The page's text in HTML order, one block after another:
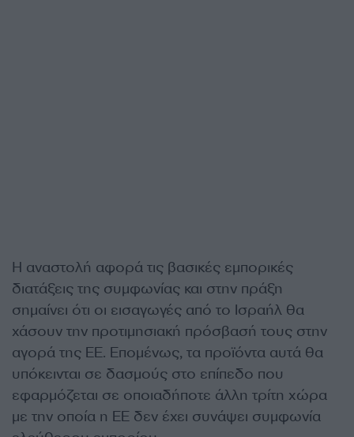
Η αναστολή αφορά τις βασικές εμπορικές
διατάξεις της συμφωνίας και στην πράξη
σημαίνει ότι οι εισαγωγές από το Ισραήλ θα
χάσουν την προτιμησιακή πρόσβασή τους στην
αγορά της ΕΕ. Επομένως, τα προϊόντα αυτά θα
υπόκεινται σε δασμούς στο επίπεδο που
εφαρμόζεται σε οποιαδήποτε άλλη τρίτη χώρα
με την οποία η ΕΕ δεν έχει συνάψει συμφωνία